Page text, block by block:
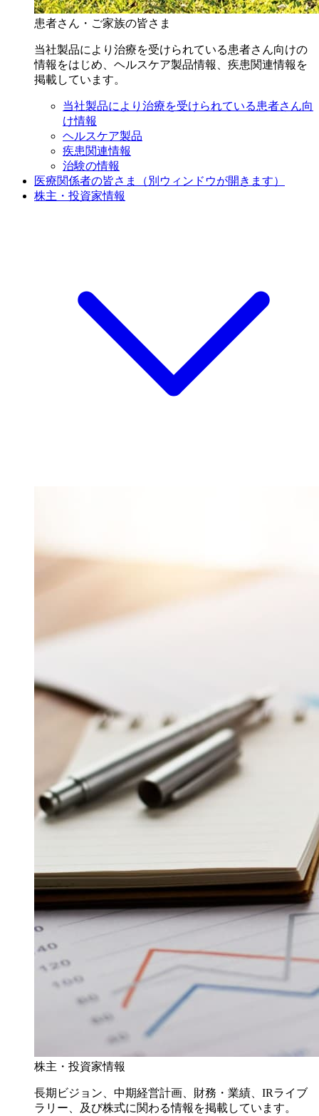
患者さん・ご家族の皆さま
当社製品により治療を受けられている患者さん向けの
情報をはじめ、ヘルスケア製品情報、疾患関連情報を
掲載しています。
当社製品により治療を受けられている患者さん向
け情報
ヘルスケア製品
疾患関連情報
治験の情報
医療関係者の皆さま
（別ウィンドウが開きます）
株主・投資家情報
株主・投資家情報
長期ビジョン、中期経営計画、財務・業績、IRライブ
ラリー、及び株式に関わる情報を掲載しています。